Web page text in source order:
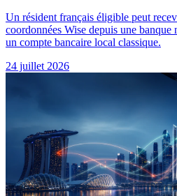
Un résident français éligible peut
coordonnées Wise depuis une banque
un compte bancaire local classique.
24 juillet 2026